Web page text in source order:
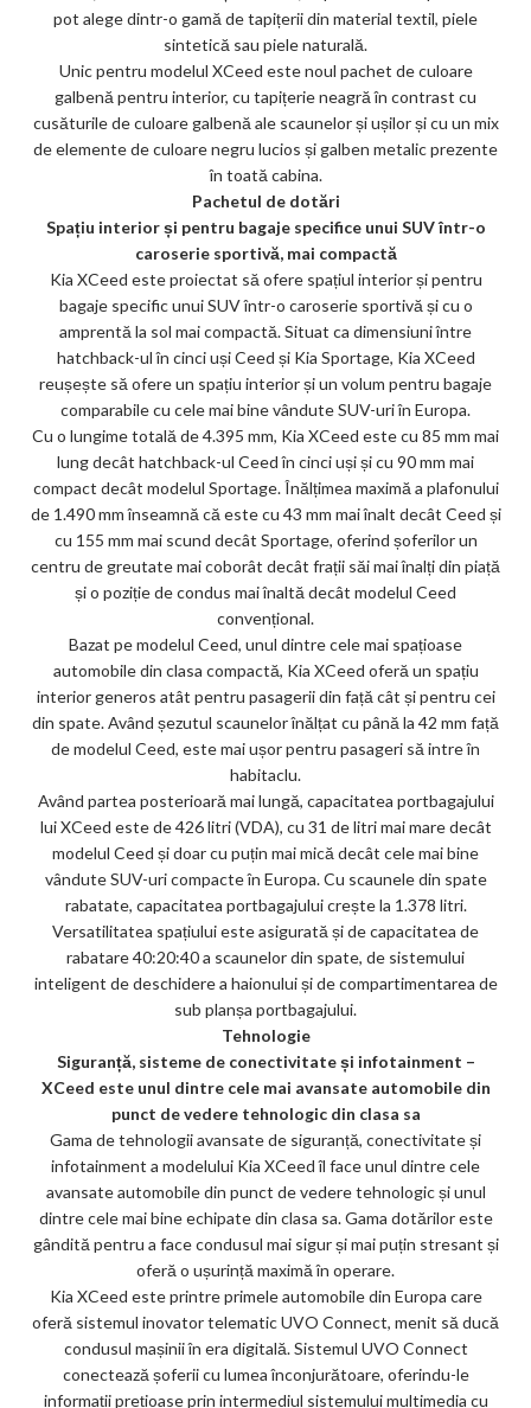
pot alege dintr-o gamă de tapițerii din material textil, piele
sintetică sau piele naturală.
Unic pentru modelul XCeed este noul pachet de culoare
galbenă pentru interior, cu tapițerie neagră în contrast cu
cusăturile de culoare galbenă ale scaunelor și ușilor și cu un mix
de elemente de culoare negru lucios și galben metalic prezente
în toată cabina.
Pachetul de dotări
Spațiu interior și pentru bagaje specifice unui SUV într-o
caroserie sportivă, mai compactă
Kia XCeed este proiectat să ofere spațiul interior și pentru
bagaje specific unui SUV într-o caroserie sportivă și cu o
amprentă la sol mai compactă. Situat ca dimensiuni între
hatchback-ul în cinci uși Ceed și Kia Sportage, Kia XCeed
reușește să ofere un spațiu interior și un volum pentru bagaje
comparabile cu cele mai bine vândute SUV-uri în Europa.
Cu o lungime totală de 4.395 mm, Kia XCeed este cu 85 mm mai
lung decât hatchback-ul Ceed în cinci uși și cu 90 mm mai
compact decât modelul Sportage. Înălțimea maximă a plafonului
de 1.490 mm înseamnă că este cu 43 mm mai înalt decât Ceed și
cu 155 mm mai scund decât Sportage, oferind șoferilor un
centru de greutate mai coborât decât frații săi mai înalți din piață
și o poziție de condus mai înaltă decât modelul Ceed
convențional.
Bazat pe modelul Ceed, unul dintre cele mai spațioase
automobile din clasa compactă, Kia XCeed oferă un spațiu
interior generos atât pentru pasagerii din față cât și pentru cei
din spate. Având șezutul scaunelor înălțat cu până la 42 mm față
de modelul Ceed, este mai ușor pentru pasageri să intre în
habitaclu.
Având partea posterioară mai lungă, capacitatea portbagajului
lui XCeed este de 426 litri (VDA), cu 31 de litri mai mare decât
modelul Ceed și doar cu puțin mai mică decât cele mai bine
vândute SUV-uri compacte în Europa. Cu scaunele din spate
rabatate, capacitatea portbagajului crește la 1.378 litri.
Versatilitatea spațiului este asigurată și de capacitatea de
rabatare 40:20:40 a scaunelor din spate, de sistemului
inteligent de deschidere a haionului și de compartimentarea de
sub planșa portbagajului.
Tehnologie
Siguranță, sisteme de conectivitate și infotainment –
XCeed este unul dintre cele mai avansate automobile din
punct de vedere tehnologic din clasa sa
Gama de tehnologii avansate de siguranță, conectivitate și
infotainment a modelului Kia XCeed îl face unul dintre cele
avansate automobile din punct de vedere tehnologic și unul
dintre cele mai bine echipate din clasa sa. Gama dotărilor este
gândită pentru a face condusul mai sigur și mai puțin stresant și
oferă o ușurință maximă în operare.
Kia XCeed este printre primele automobile din Europa care
oferă sistemul inovator telematic UVO Connect, menit să ducă
condusul mașinii în era digitală. Sistemul UVO Connect
conectează șoferii cu lumea înconjurătoare, oferindu-le
informații prețioase prin intermediul sistemului multimedia cu